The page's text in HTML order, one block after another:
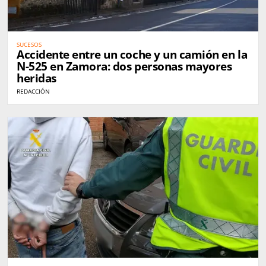
SUCESOS
Accidente entre un coche y un camión en la
N-525 en Zamora: dos personas mayores
heridas
REDACCIÓN